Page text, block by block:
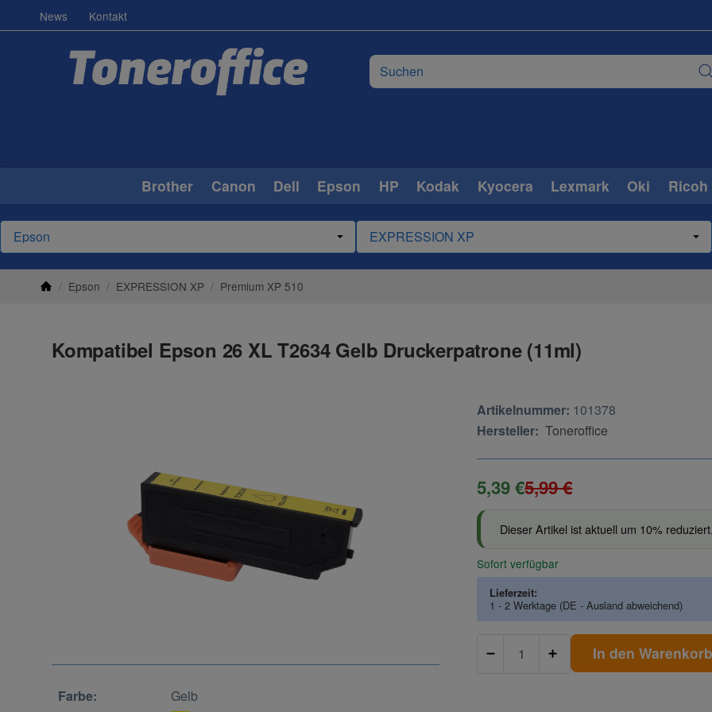
News Kontakt
Brother Canon Dell Epson HP Kodak Kyocera Lexmark Oki Ricoh
/ Epson / EXPRESSION XP / Premium XP 510
Kompatibel Epson 26 XL T2634 Gelb Druckerpatrone (11ml)
Farbe: Gelb
Artikelnummer: 101378
Hersteller: Toneroffice
5,39 €5,99 €
Dieser Artikel ist aktuell um 10%
Sofort verfügbar
Lieferzeit:
1 - 2 Werktage (DE - Ausland abweichend)
In den